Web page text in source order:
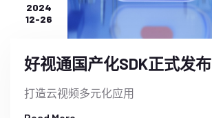
2024
12-26
好视通国产化SDK正式发布
打造云视频多元化应用